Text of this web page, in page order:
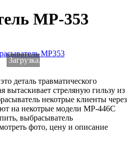
МР-353
Загрузка...
деталь травматического
вытаскивает стреляную гильзу из
некотрые клиенты через
на некотрые модели МР-446С
выбрасыватель
фото, цену и описание